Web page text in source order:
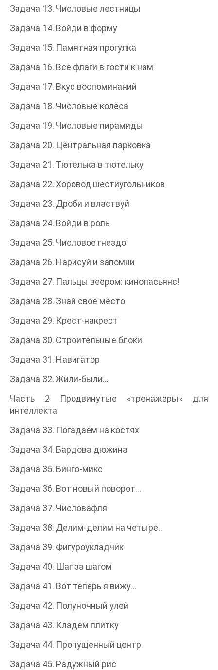
Задача 13. Числовые лестницы
Задача 14. Войди в форму
Задача 15. Памятная прогулка
Задача 16. Все флаги в гости к нам
Задача 17. Вкус воспоминаний
Задача 18. Числовые колеса
Задача 19. Числовые пирамиды
Задача 20. Центральная парковка
Задача 21. Тютелька в тютельку
Задача 22. Хоровод шестиугольников
Задача 23. Дроби и властвуй
Задача 24. Войди в роль
Задача 25. Числовое гнездо
Задача 26. Нарисуй и запомни
Задача 27. Пальцы веером: кинопасьянс!
Задача 28. Знай свое место
Задача 29. Крест-накрест
Задача 30. Строительные блоки
Задача 31. Навигатор
Задача 32. Жили-были…
Часть 2 Продвинутые «тренажеры» для
интеллекта
Задача 33. Погадаем на костях
Задача 34. Бардова дюжина
Задача 35. Бинго-микс
Задача 36. Вот новый поворот…
Задача 37. Числовафля
Задача 38. Делим-делим на четыре…
Задача 39. Фигуроукладчик
Задача 40. Шаг за шагом
Задача 41. Вот теперь я вижу…
Задача 42. Полуночный улей
Задача 43. Кладем плитку
Задача 44. Пропущенный центр
Задача 45. Радужный рис